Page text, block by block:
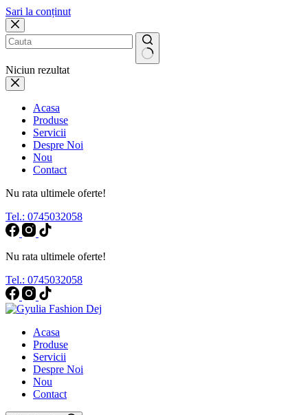
Sari la conținut
Niciun rezultat
Acasa
Produse
Servicii
Despre Noi
Nou
Contact
Nu rata ultimele oferte!
Tel.: 0745032058
Nu rata ultimele oferte!
Tel.: 0745032058
Acasa
Produse
Servicii
Despre Noi
Nou
Contact